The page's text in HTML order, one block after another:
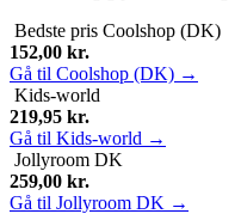
Bedste pris Coolshop (DK)
152,00 kr.
Gå til Coolshop (DK) →
Kids-world
219,95 kr.
Gå til Kids-world →
Jollyroom DK
259,00 kr.
Gå til Jollyroom DK →